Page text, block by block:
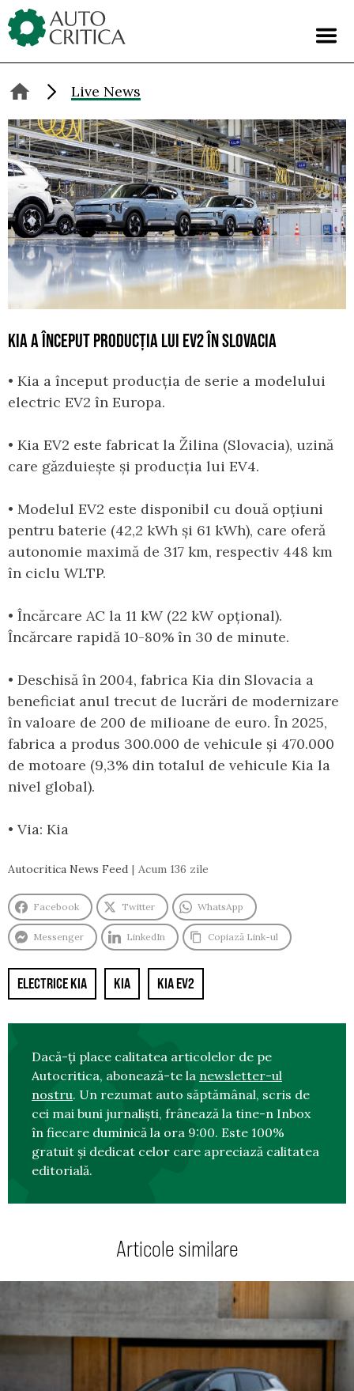
Skip
to
content
Live News
KIA A ÎNCEPUT PRODUCȚIA LUI EV2 ÎN SLOVACIA
• Kia a început producția de serie a modelului
electric EV2 în Europa.
• Kia EV2 este fabricat la Žilina (Slovacia), uzină
care găzduiește și producția lui EV4.
• Modelul EV2 este disponibil cu două opțiuni
pentru baterie (42,2 kWh și 61 kWh), care oferă
autonomie maximă de 317 km, respectiv 448 km
în ciclu WLTP.
• Încărcare AC la 11 kW (22 kW opțional).
Încărcare rapidă 10-80% în 30 de minute.
• Deschisă în 2004, fabrica Kia din Slovacia a
beneficiat anul trecut de lucrări de modernizare
în valoare de 200 de milioane de euro. În 2025,
fabrica a produs 300.000 de vehicule și 470.000
de motoare (9,3% din totalul de vehicule Kia la
nivel global).
• Via: Kia
Autocritica News Feed Acum 136 zile
Facebook Twitter WhatsApp
Messenger LinkedIn Copiază Link-ul
ELECTRICE KIA KIA KIA EV2
Dacă-ți place calitatea articolelor de pe
Autocritica, abonează-te la newsletter-ul
nostru. Un rezumat auto săptămânal, scris de
cei mai buni jurnaliști, frânează la tine-n Inbox
în fiecare duminică la ora 9:00. Este 100%
gratuit și dedicat celor care apreciază calitatea
editorială.
Articole similare